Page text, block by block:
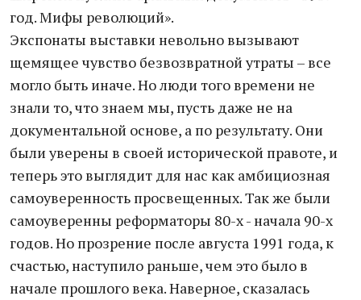
год. Мифы революций».
Экспонаты выставки невольно вызывают
щемящее чувство безвозвратной утраты – все
могло быть иначе. Но люди того времени не
знали то, что знаем мы, пусть даже не на
документальной основе, а по результату. Они
были уверены в своей исторической правоте, и
теперь это выглядит для нас как амбициозная
самоуверенность просвещенных. Так же были
самоуверенны реформаторы 80-х - начала 90-х
годов. Но прозрение после августа 1991 года, к
счастью, наступило раньше, чем это было в
начале прошлого века. Наверное, сказалась